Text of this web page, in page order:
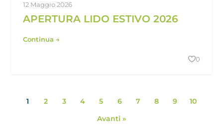
12 Maggio 2026
APERTURA LIDO ESTIVO 2026
Continua →
0
1 2 3 4 5 6 7 8 9
10
Avanti »